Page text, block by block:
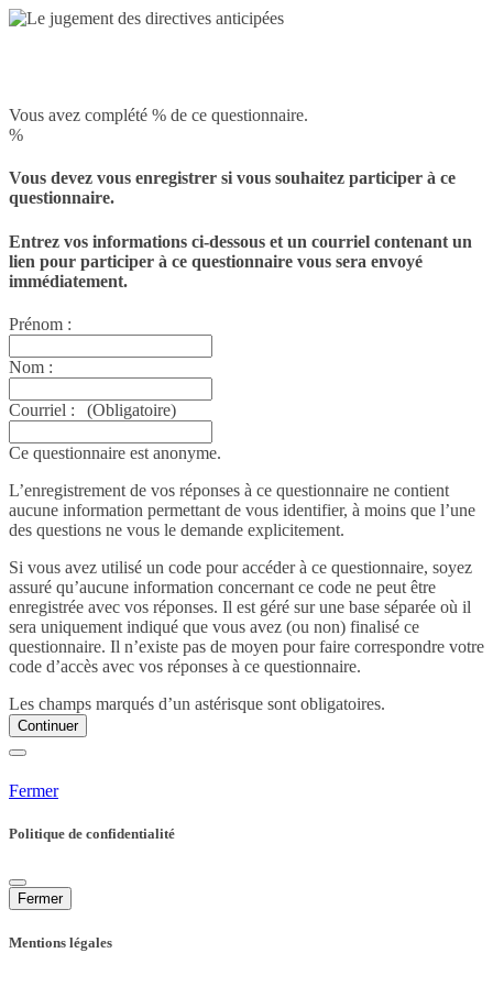
Vous avez complété % de ce questionnaire.
%
Vous devez vous enregistrer si vous souhaitez participer à ce
questionnaire.
Entrez vos informations ci-dessous et un courriel contenant un
lien pour participer à ce questionnaire vous sera envoyé
immédiatement.
Prénom :
Nom :
Courriel : (Obligatoire)
Ce questionnaire est anonyme.
L’enregistrement de vos réponses à ce questionnaire ne contient
aucune information permettant de vous identifier, à moins que l’une
des questions ne vous le demande explicitement.
Si vous avez utilisé un code pour accéder à ce questionnaire, soyez
assuré qu’aucune information concernant ce code ne peut être
enregistrée avec vos réponses. Il est géré sur une base séparée où il
sera uniquement indiqué que vous avez (ou non) finalisé ce
questionnaire. Il n’existe pas de moyen pour faire correspondre votre
code d’accès avec vos réponses à ce questionnaire.
Les champs marqués d’un astérisque sont obligatoires.
Continuer
Fermer
Politique de confidentialité
Fermer
Mentions légales